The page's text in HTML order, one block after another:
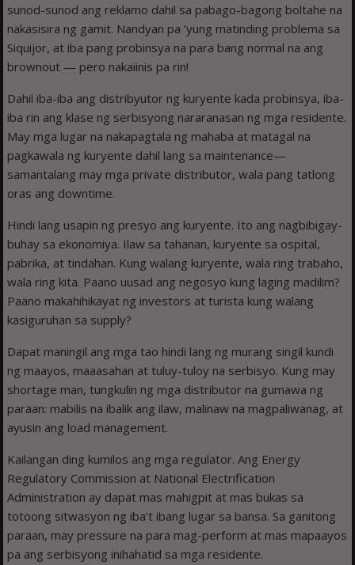
sunod-sunod ang reklamo dahil sa pabago-bagong boltahe na
nakasisira ng gamit. Nandyan pa ‘yung matinding problema sa
Siquijor, at iba pang probinsya na para bang normal na ang
brownout — pero nakaiinis pa rin!
Dahil iba-iba ang distribyutor ng kuryente kada probinsya, iba-
iba rin ang klase ng serbisyong nararanasan ng mga residente.
May mga lugar na nakapagtala ng mahaba at matagal na
pagkawala ng kuryente dahil lang sa maintenance—
samantalang may mga private distributor, wala pang tatlong
oras ang downtime.
Hindi lang usapin ng presyo ang kuryente. Ito ang nagbibigay-
buhay sa ekonomiya. Ilaw sa tahanan, kuryente sa ospital,
pabrika, at tindahan. Kung walang kuryente, wala ring trabaho,
wala ring kita. Paano uusad ang negosyo kung laging madilim?
Paano makahihikayat ng investors at turista kung walang
kasiguruhan sa supply?
Dapat maningil ang mga tao hindi lang ng murang singil kundi
ng maayos, maaasahan at tuluy-tuloy na serbisyo. Kung may
shortage man, tungkulin ng mga distributor na gumawa ng
paraan: mabilis na ibalik ang ilaw, malinaw na magpaliwanag, at
ayusin ang load management.
Kailangan ding kumilos ang mga regulator. Ang Energy
Regulatory Commission at National Electrification
Administration ay dapat mas mahigpit at mas bukas sa
totoong sitwasyon ng iba’t ibang lugar sa bansa. Sa ganitong
paraan, may pressure na para mag-perform at mas mapaayos
pa ang serbisyong inihahatid sa mga residente.